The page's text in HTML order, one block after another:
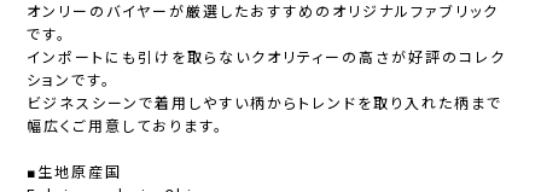
オンリーのバイヤーが厳選したおすすめのオリジナルファブリック
です。
インポートにも引けを取らないクオリティーの高さが好評のコレク
ションです。
ビジネスシーンで着用しやすい柄からトレンドを取り入れた柄まで
幅広くご用意しております。
■生地原産国